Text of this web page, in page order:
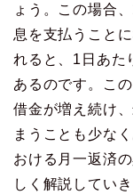
ょう。この場合
息を支払うこと
れると、1日あた
あるのです。こ
借金が増え続け
まうことも少な
おける月一返済
しく解説していき